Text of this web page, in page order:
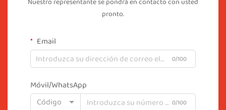
pronto.
Email
0/100
Móvil/WhatsApp
Código
0/100